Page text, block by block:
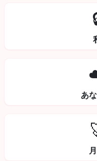
あ